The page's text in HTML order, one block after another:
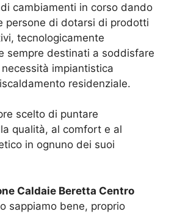
cambiamenti in corso dando
persone di dotarsi di prodotti
tecnologicamente
sempre destinati a soddisfare
impiantistica
residenziale.
scelto di puntare
qualità, al comfort e al
in ognuno dei suoi
Caldaie Beretta Centro
sappiamo bene, proprio